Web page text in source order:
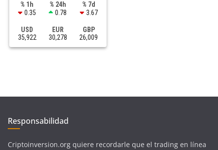
% 1h
0.35
% 24h
0.78
% 7d
3.67
USD
35,922
EUR
30,278
GBP
26,009
Responsabilidad
Criptoinversion.org quiere recordarle que el trading en línea